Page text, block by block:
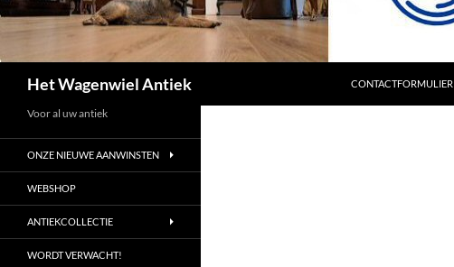
Het Wagenwiel Antiek
CONTACTFORMULIER
Voor al uw antiek
ONZE NIEUWE AANWINSTEN
WEBSHOP
ANTIEKCOLLECTIE
WORDT VERWACHT!